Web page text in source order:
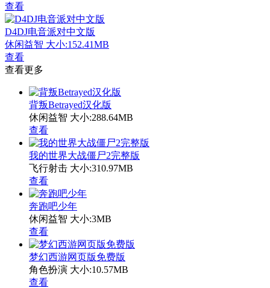
查看
D4DJ电音派对中文版
休闲益智 大小:152.41MB
查看
查看更多
背叛Betrayed汉化版
休闲益智 大小:288.64MB
查看
我的世界大战僵尸2完整版
飞行射击 大小:310.97MB
查看
奔跑吧少年
休闲益智 大小:3MB
查看
梦幻西游网页版免费版
角色扮演 大小:10.57MB
查看